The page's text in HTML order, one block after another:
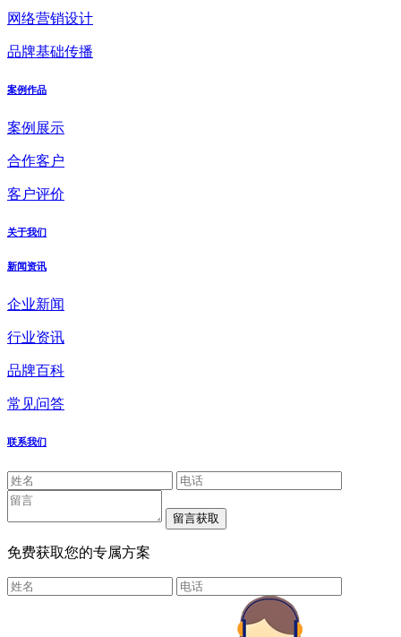
网络营销设计
品牌基础传播
案例作品
案例展示
合作客户
客户评价
关于我们
新闻资讯
企业新闻
行业资讯
品牌百科
常见问答
联系我们
免费获取您的专属方案